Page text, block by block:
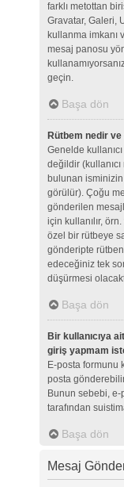
farklı metottan
Gravatar, Galeri,
kullanma imkanı
mesaj panosu
geçin.
Başa dön
Rütbem nedir
Genelde
değildir
bulunan isminizin
görülür). Çoğu
gönderilen
için kullanılır,
özel bir rütbeye
gönderipte
edeceğiniz tek
düşürmesi
Başa dön
Bir kullanıcıya
giriş yapmam
E-posta formunu
posta
Bunun sebebi, e-
tarafından
Başa dön
Mesaj